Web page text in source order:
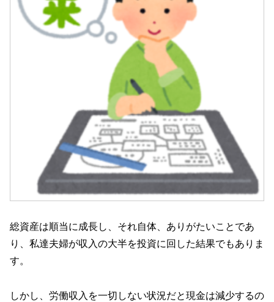
総資産は順当に成長し、それ自体、ありがたいことであ
り、私達夫婦が収入の大半を投資に回した結果でもありま
す。
しかし、労働収入を一切しない状況だと現金は減少するの